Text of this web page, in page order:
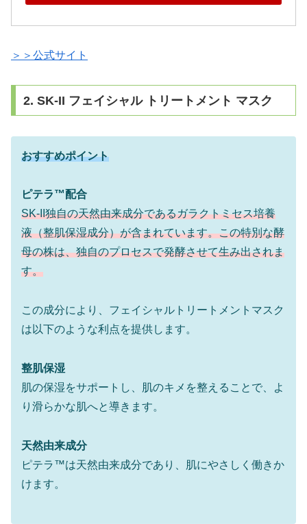
＞＞公式サイト
2. SK-II フェイシャル トリートメント マスク
おすすめポイント
ピテラ™配合
SK-II独自の天然由来成分であるガラクトミセス培養
液（整肌保湿成分）が含まれています。この特別な酵
母の株は、独自のプロセスで発酵させて生み出されま
す。
この成分により、フェイシャルトリートメントマスク
は以下のような利点を提供します。
整肌保湿
肌の保湿をサポートし、肌のキメを整えることで、よ
り滑らかな肌へと導きます。
天然由来成分
ピテラ™は天然由来成分であり、肌にやさしく働きか
けます。